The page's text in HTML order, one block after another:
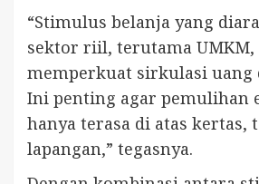
“Stimulus belanja yang
sektor riil, terutama UMKM,
memperkuat sirkulasi uang
Ini penting agar pemulihan
hanya terasa di atas kertas,
lapangan,” tegasnya.